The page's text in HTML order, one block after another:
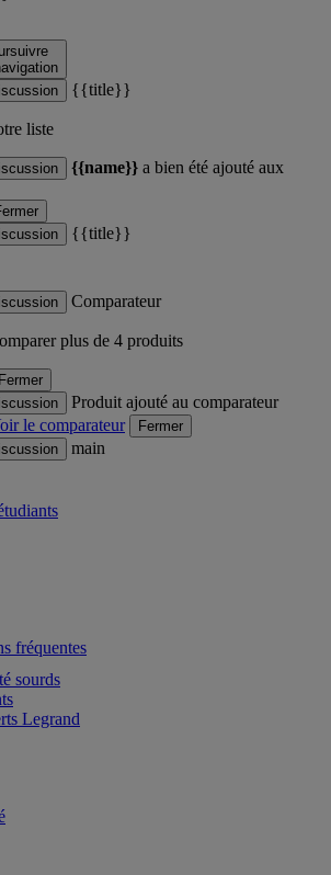
{{title}}
liste
{{name}} a bien été ajouté aux
{{title}}
Comparateur
plus de 4 produits
Fermer
Produit ajouté au comparateur
le comparateur
Fermer
main
fréquentes
sourds
Legrand